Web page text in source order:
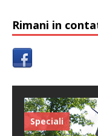
Rimani in
Speciali